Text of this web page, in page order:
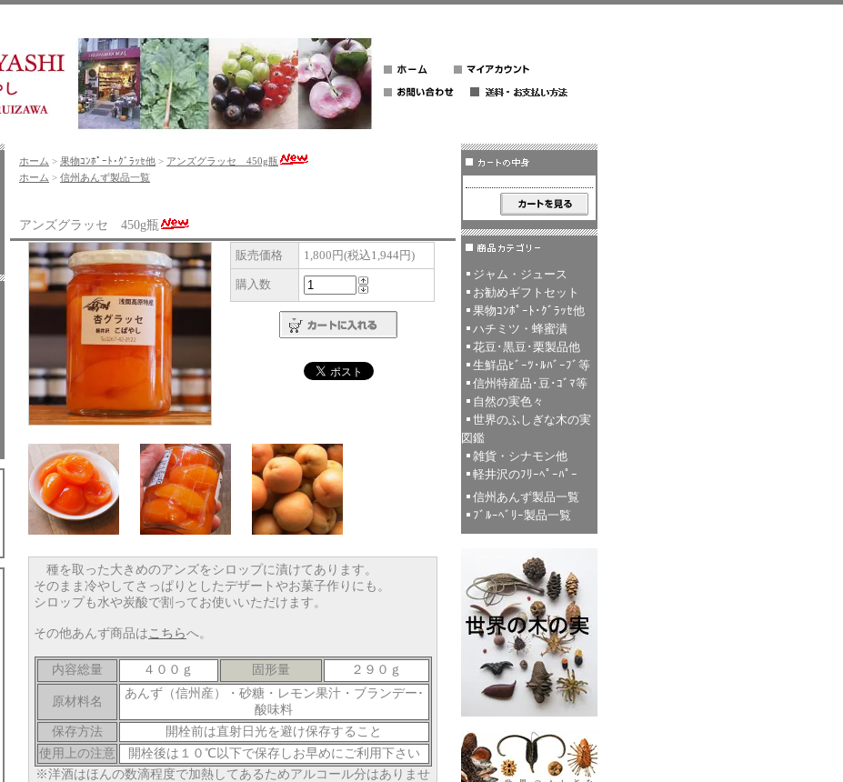
ホーム > 果物ｺﾝﾎﾟｰﾄ･ｸﾞﾗｯｾ他 > アンズグラッセ 450g瓶
ホーム > 信州あんず製品一覧
アンズグラッセ 450g瓶
販売価格 1,800円(税込1,944円)
購入数
種を取った大きめのアンズをシロップに漬けてあります。
そのまま冷やしてさっぱりとしたデザートやお菓子作りにも。
シロップも水や炭酸で割ってお使いいただけます。
その他あんず商品は こちらへ。
内容総量 ４００ｇ 固形量 ２９０ｇ
原材料名
あんず（信州産）・砂糖・レモン果汁・ブランデー･
酸味料
保存方法
開栓前は直射日光を避け保存すること
使用上の注意
開栓後は１０℃以下で保存しお早めにご利用下さい
※洋酒はほんの数滴程度で加熱してあるためアルコール分はありませ
ジャム・ジュース
お勧めギフトセット
果物ｺﾝﾎﾟｰﾄ･ｸﾞﾗｯｾ他
ハチミツ・蜂蜜漬
花豆･黒豆･栗製品他
生鮮品ﾋﾞｰﾂ･ﾙﾊﾞｰﾌﾞ等
信州特産品･豆･ｺﾞﾏ等
自然の実色々
世界のふしぎな木の実
図鑑
雑貨・シナモン他
軽井沢のﾌﾘｰﾍﾟｰﾊﾟｰ
信州あんず製品一覧
ﾌﾞﾙｰﾍﾞﾘｰ製品一覧